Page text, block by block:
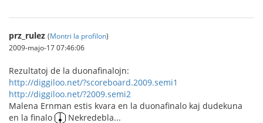
prz_rulez (Montri la profilon)
2009-majo-17 07:46:06
Rezultatoj de la duonafinalojn:
http://diggiloo.net/?scoreboard.2009.semi1
http://diggiloo.net/?2009.semi2
Malena Ernman estis kvara en la duonafinalo kaj dudekuna
en la finalo
Nekredebla...